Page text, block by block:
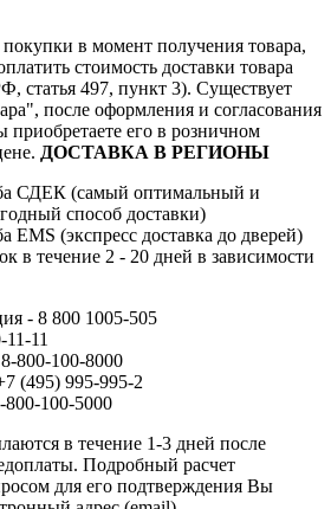
в момент получения товара,
стоимость доставки товара
статья 497, пункт 3). Существует
после оформления и согласования
приобретаете его в розничном
ДОСТАВКА В РЕГИОНЫ
СДЕК (самый оптимальный и
способ доставки)
EMS (экспресс доставка до дверей)
в течение 2 - 20 дней в зависимости
- 8 800 1005-505
11
800-100-8000
(495) 995-995-2
100-5000
в течение 1-3 дней после
Подробный расчет
для его подтверждения Вы